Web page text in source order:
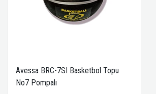
Avessa BRC-7SI Basketbol Topu
No7 Pompalı